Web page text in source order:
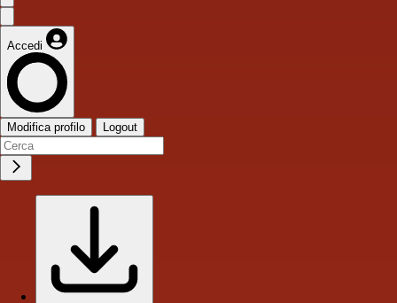
Accedi
Modifica profilo Logout